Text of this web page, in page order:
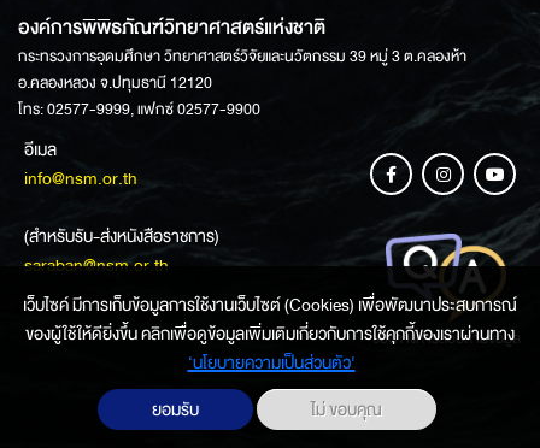
องค์การพิพิธภัณฑ์วิทยาศาสตร์แห่งชาติ
กระทรวงการอุดมศึกษา วิทยาศาสตร์วิจัยและนวัตกรรม 39 หมู่ 3 ต.คลองห้า
อ.คลองหลวง จ.ปทุมธานี 12120
โทร: 02577-9999, แฟกซ์ 02577-9900
อีเมล
info@nsm.or.th
(สำหรับรับ-ส่งหนังสือราชการ)
saraban@nsm.or.th
ช่องทางการสอบถามข้อมูล
เว็บไซค์ มีการเก็บข้อมูลการใช้งานเว็บไซต์ (Cookies) เพื่อพัฒนาประสบการณ์
ของผู้ใช้ให้ดียิ่งขึ้น คลิกเพื่อดูข้อมูลเพิ่มเติมเกี่ยวกับการใช้คุกกี้ของเราผ่านทาง
‘นโยบายความเป็นส่วนตัว'
ยอมรับ
ไม่ ขอบคุณ